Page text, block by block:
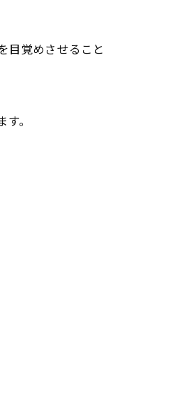
目覚めさせること
。